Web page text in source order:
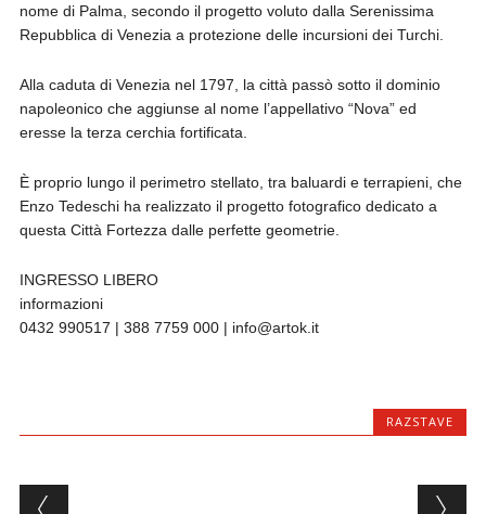
nome di Palma, secondo il progetto voluto dalla Serenissima
Repubblica di Venezia a protezione delle incursioni dei Turchi.
Alla caduta di Venezia nel 1797, la città passò sotto il dominio
napoleonico che aggiunse al nome l’appellativo “Nova” ed
eresse la terza cerchia fortificata.
È proprio lungo il perimetro stellato, tra baluardi e terrapieni, che
Enzo Tedeschi ha realizzato il progetto fotografico dedicato a
questa Città Fortezza dalle perfette geometrie.
INGRESSO LIBERO
informazioni
0432 990517 | 388 7759 000 | info@artok.it
RAZSTAVE
Post navigation